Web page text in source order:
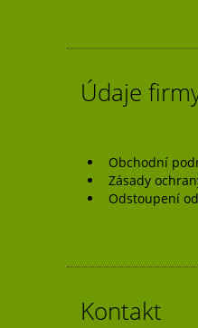
Údaje
Obchodní
Zásady
Odstoupení
Kontakt